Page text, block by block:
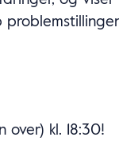
over) kl. 18:30!